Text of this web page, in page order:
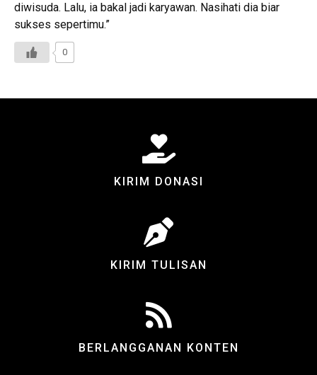
diwisuda. Lalu, ia bakal jadi karyawan. Nasihati dia biar
sukses sepertimu.”
0
KIRIM DONASI
KIRIM TULISAN
BERLANGGANAN KONTEN